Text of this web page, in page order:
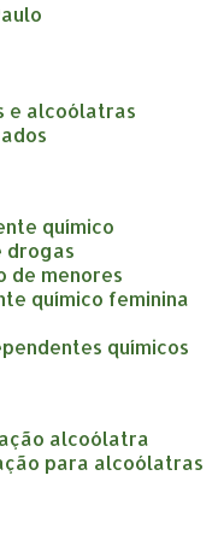
e alcoólatras
químico
drogas
de menores
químico feminina
químicos
alcoólatra
para alcoólatras